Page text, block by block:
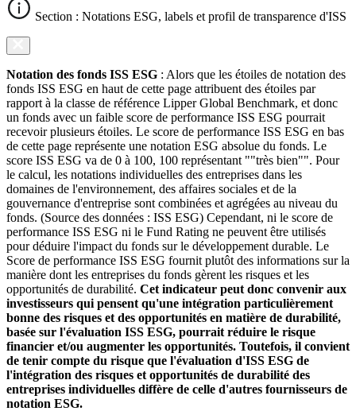
Section : Notations ESG, labels et profil de transparence d'ISS
Notation des fonds ISS ESG : Alors que les étoiles de notation des
fonds ISS ESG en haut de cette page attribuent des étoiles par
rapport à la classe de référence Lipper Global Benchmark, et donc
un fonds avec un faible score de performance ISS ESG pourrait
recevoir plusieurs étoiles. Le score de performance ISS ESG en bas
de cette page représente une notation ESG absolue du fonds. Le
score ISS ESG va de 0 à 100, 100 représentant ""très bien"". Pour
le calcul, les notations individuelles des entreprises dans les
domaines de l'environnement, des affaires sociales et de la
gouvernance d'entreprise sont combinées et agrégées au niveau du
fonds. (Source des données : ISS ESG) Cependant, ni le score de
performance ISS ESG ni le Fund Rating ne peuvent être utilisés
pour déduire l'impact du fonds sur le développement durable. Le
Score de performance ISS ESG fournit plutôt des informations sur la
manière dont les entreprises du fonds gèrent les risques et les
opportunités de durabilité. Cet indicateur peut donc convenir aux
investisseurs qui pensent qu'une intégration particulièrement
bonne des risques et des opportunités en matière de durabilité,
basée sur l'évaluation ISS ESG, pourrait réduire le risque
financier et/ou augmenter les opportunités. Toutefois, il convient
de tenir compte du risque que l'évaluation d'ISS ESG de
l'intégration des risques et opportunités de durabilité des
entreprises individuelles diffère de celle d'autres fournisseurs de
notation ESG.